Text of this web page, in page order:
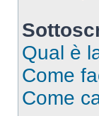
Qual è
Come
Come